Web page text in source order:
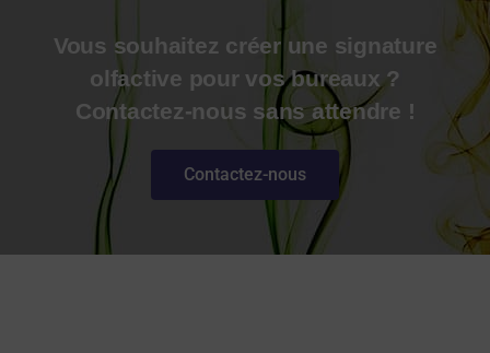
Vous souhaitez créer une signature
olfactive pour vos bureaux ?
Contactez-nous sans attendre !
Contactez-nous